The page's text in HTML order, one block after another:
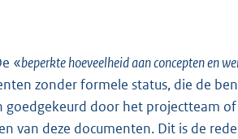
«beperkte hoeveelheid aan concepten en
zonder formele status, die de
door het projectteam
van deze documenten. Dit is de